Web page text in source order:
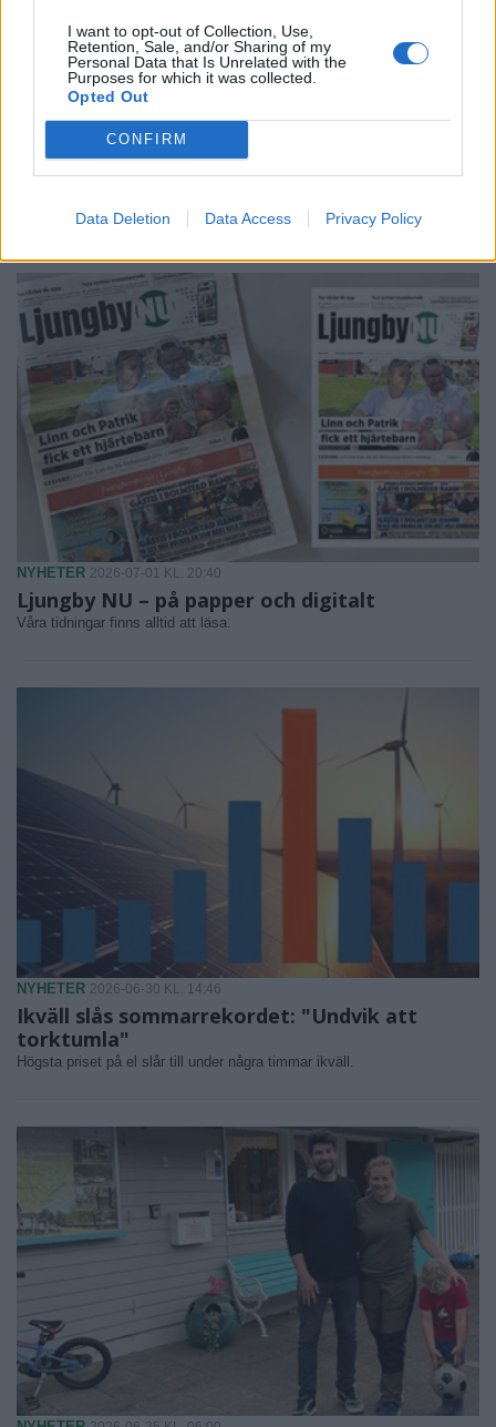
I want to opt-out of Collection, Use,
Retention, Sale, and/or Sharing of my
Personal Data that Is Unrelated with the
Purposes for which it was collected.
Opted Out
CONFIRM
Data Deletion Data Access Privacy Policy
Fyra anställda och över åttio frivilliga –
Slussen i Lagan växer
NYHETER 2026-07-01 KL. 20:40
Ljungby NU – på papper och digitalt
Våra tidningar finns alltid att läsa.
NYHETER 2026-06-30 KL. 14:46
Ikväll slås sommarrekordet: "Undvik att
torktumla"
Högsta priset på el slår till under några timmar ikväll.